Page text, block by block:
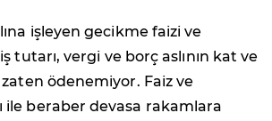
işleyen gecikme faizi ve
tutarı, vergi ve borç aslının kat ve
ödenemiyor. Faiz ve
ile beraber devasa rakamlara